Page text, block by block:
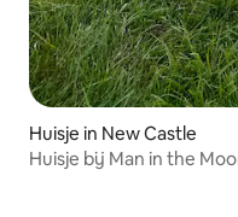
Huisje in New Castle
Huisje bij Man in the